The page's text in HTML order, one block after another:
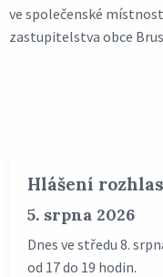
ve společenské
zastupitelstva obce
Hlášení
5. srpna 2026
Dnes ve středu 8.
od 17 do 19 hodin.